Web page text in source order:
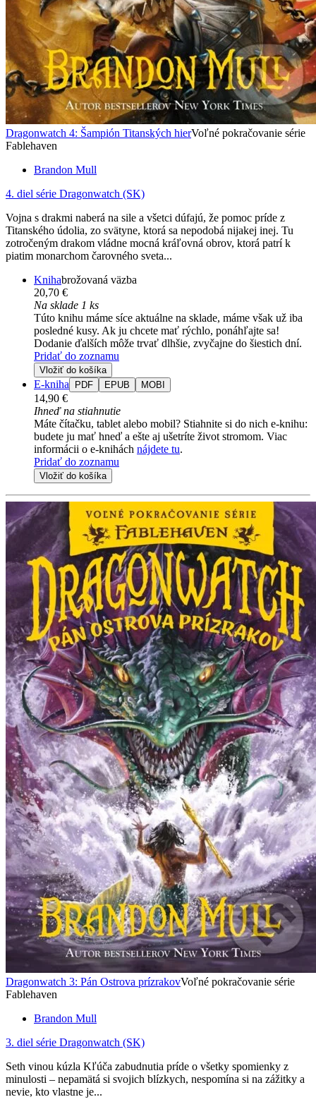
Dragonwatch 4: Šampión Titanských hierVoľné pokračovanie série
Fablehaven
Brandon Mull
4. diel série Dragonwatch (SK)
Vojna s drakmi naberá na sile a všetci dúfajú, že pomoc príde z
Titanského údolia, zo svätyne, ktorá sa nepodobá nijakej inej. Tu
zotročeným drakom vládne mocná kráľovná obrov, ktorá patrí k
piatim monarchom čarovného sveta...
Knihabrožovaná väzba
20,70 €
Na sklade 1 ks
Túto knihu máme síce aktuálne na sklade, máme však už iba
posledné kusy. Ak ju chcete mať rýchlo, ponáhľajte sa!
Dodanie ďalších môže trvať dlhšie, zvyčajne do šiestich dní.
Pridať do zoznamu
Vložiť do košíka
E-kniha PDF EPUB MOBI
14,90 €
Ihneď na stiahnutie
Máte čítačku, tablet alebo mobil? Stiahnite si do nich e-knihu:
budete ju mať hneď a ešte aj ušetríte život stromom. Viac
informácii o e-knihách nájdete tu.
Pridať do zoznamu
Vložiť do košíka
Dragonwatch 3: Pán Ostrova prízrakovVoľné pokračovanie série
Fablehaven
Brandon Mull
3. diel série Dragonwatch (SK)
Seth vinou kúzla Kľúča zabudnutia príde o všetky spomienky z
minulosti – nepamätá si svojich blízkych, nespomína si na zážitky a
nevie, kto vlastne je...